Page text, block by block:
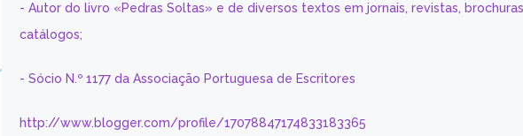
- Autor do livro «Pedras Soltas» e de diversos textos em jornais, revistas,
catálogos;
- Sócio N.º 1177 da Associação Portuguesa de Escritores
http://www.blogger.com/profile/17078847174833183365